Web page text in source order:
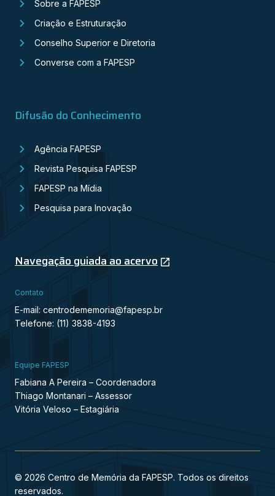
Sobre a FAPESP
Criação e Estruturação
Conselho Superior e Diretoria
Converse com a FAPESP
Difusão do Conhecimento
Agência FAPESP
Revista Pesquisa FAPESP
FAPESP na Mídia
Pesquisa para Inovação
Navegação guiada ao acervo
Contato
E-mail: centrodememoria@fapesp.br
Telefone: (11) 3838-4193
Equipe FAPESP
Fabiana A Pereira – Coordenadora
Thiago Montanari – Assessor
Vitória Veloso – Estagiária
© 2026 Centro de Memória da FAPESP. Todos os direitos
reservados.